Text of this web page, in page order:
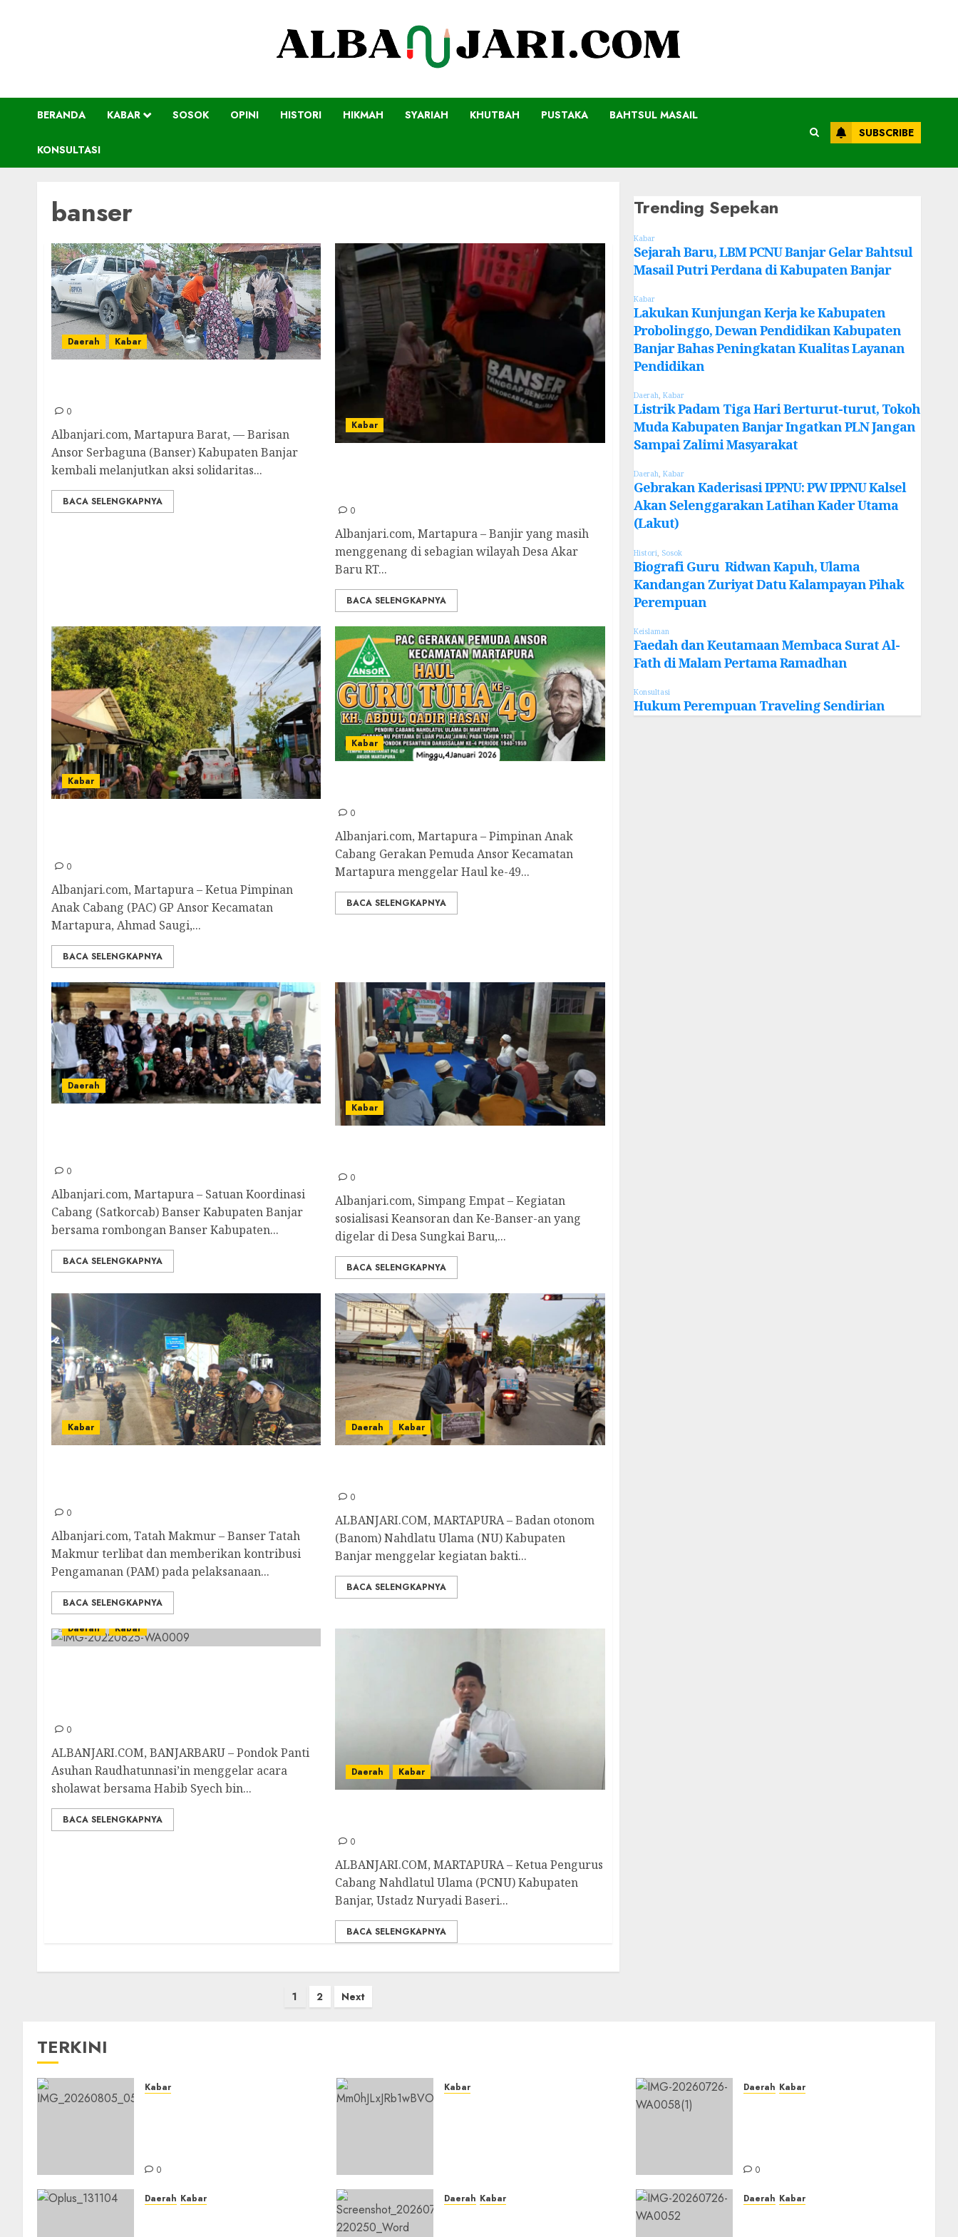
BERANDA KABAR SOSOK OPINI HISTORI HIKMAH SYARIAH KHUTBAH PUSTAKA BAHTSUL MASAIL
KONSULTASI
SUBSCRIBE
banser
Daerah Kabar
0
Albanjari.com, Martapura Barat, — Barisan
Ansor Serbaguna (Banser) Kabupaten Banjar
kembali melanjutkan aksi solidaritas...
BACA SELENGKAPNYA
Kabar
0
Albanjari.com, Martapura – Banjir yang masih
menggenang di sebagian wilayah Desa Akar
Baru RT...
BACA SELENGKAPNYA
Kabar
0
Albanjari.com, Martapura – Ketua Pimpinan
Anak Cabang (PAC) GP Ansor Kecamatan
Martapura, Ahmad Saugi,...
BACA SELENGKAPNYA
Kabar
0
Albanjari.com, Martapura – Pimpinan Anak
Cabang Gerakan Pemuda Ansor Kecamatan
Martapura menggelar Haul ke-49...
BACA SELENGKAPNYA
Daerah
0
Albanjari.com, Martapura – Satuan Koordinasi
Cabang (Satkorcab) Banser Kabupaten Banjar
bersama rombongan Banser Kabupaten...
BACA SELENGKAPNYA
Kabar
0
Albanjari.com, Simpang Empat – Kegiatan
sosialisasi Keansoran dan Ke-Banser-an yang
digelar di Desa Sungkai Baru,...
BACA SELENGKAPNYA
Kabar
0
Albanjari.com, Tatah Makmur – Banser Tatah
Makmur terlibat dan memberikan kontribusi
Pengamanan (PAM) pada pelaksanaan...
BACA SELENGKAPNYA
Daerah Kabar
0
ALBANJARI.COM, MARTAPURA – Badan otonom
(Banom) Nahdlatu Ulama (NU) Kabupaten
Banjar menggelar kegiatan bakti...
BACA SELENGKAPNYA
Daerah Kabar
0
ALBANJARI.COM, BANJARBARU – Pondok Panti
Asuhan Raudhatunnasi’in menggelar acara
sholawat bersama Habib Syech bin...
BACA SELENGKAPNYA
Daerah Kabar
0
ALBANJARI.COM, MARTAPURA – Ketua Pengurus
Cabang Nahdlatul Ulama (PCNU) Kabupaten
Banjar, Ustadz Nuryadi Baseri...
BACA SELENGKAPNYA
1 2 Next
Trending Sepekan
Kabar
Sejarah Baru, LBM PCNU Banjar Gelar Bahtsul
Masail Putri Perdana di Kabupaten Banjar
Kabar
Lakukan Kunjungan Kerja ke Kabupaten
Probolinggo, Dewan Pendidikan Kabupaten
Banjar Bahas Peningkatan Kualitas Layanan
Pendidikan
Daerah, Kabar
Listrik Padam Tiga Hari Berturut-turut, Tokoh
Muda Kabupaten Banjar Ingatkan PLN Jangan
Sampai Zalimi Masyarakat
Daerah, Kabar
Gebrakan Kaderisasi IPPNU: PW IPPNU Kalsel
Akan Selenggarakan Latihan Kader Utama
(Lakut)
Histori Sosok
Biografi Guru Ridwan Kapuh, Ulama
Kandangan Zuriyat Datu Kalampayan Pihak
Perempuan
Keislaman
Faedah dan Keutamaan Membaca Surat Al-
Fath di Malam Pertama Ramadhan
Konsultasi
Hukum Perempuan Traveling Sendirian
TERKINI
Kabar
0
Kabar
0
Daerah Kabar
0
Daerah Kabar Daerah Kabar Daerah Kabar